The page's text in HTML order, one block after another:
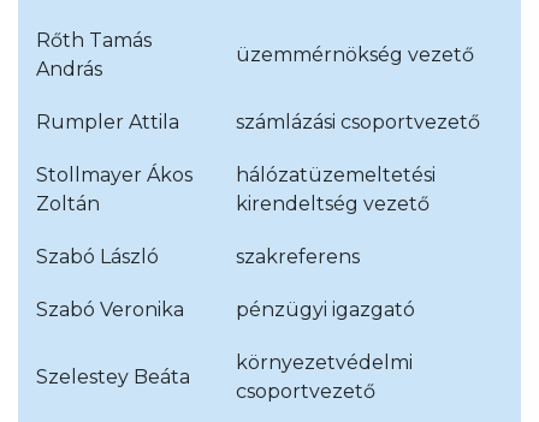
Rőth Tamás
András
üzemmérnökség vezető
Rumpler Attila számlázási csoportvezető
Stollmayer Ákos
Zoltán
hálózatüzemeltetési
kirendeltség vezető
Szabó László szakreferens
Szabó Veronika pénzügyi igazgató
Szelestey Beáta
környezetvédelmi
csoportvezető